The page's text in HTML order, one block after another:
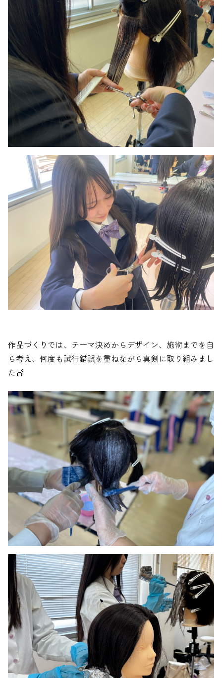
作品づくりでは、テーマ決めからデザイン、施術までを自
ら考え、何度も試行錯誤を重ねながら真剣に取り組みまし
た💇